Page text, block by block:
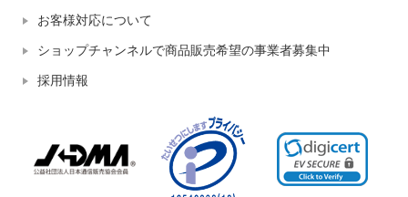
お客様対応について
ショップチャンネルで商品販売希望の事業者募集中
採用情報